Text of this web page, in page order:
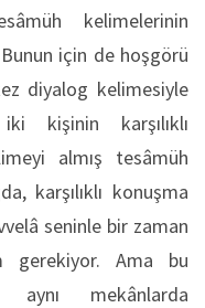
kelimelerinin
için de hoşgörü
diyalog kelimesiyle
kişinin karşılıklı
almış tesâmüh
karşılıklı konuşma
seninle bir zaman
gerekiyor. Ama bu
aynı mekânlarda